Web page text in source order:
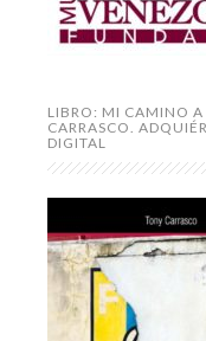
LIBRO: MI CAMINO A
CARRASCO.
DIGITAL